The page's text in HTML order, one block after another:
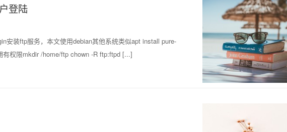
登陆
安装ftp服务，本文使用debian其他系统类似apt install pure-
权限mkdir /home/ftp chown -R ftp:ftpd [...]